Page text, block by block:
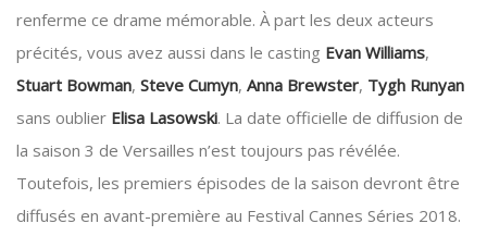
renferme ce drame mémorable. À part les deux acteurs
précités, vous avez aussi dans le casting Evan Williams,
Stuart Bowman, Steve Cumyn, Anna Brewster, Tygh Runyan
sans oublier Elisa Lasowski. La date officielle de diffusion de
la saison 3 de Versailles n’est toujours pas révélée.
Toutefois, les premiers épisodes de la saison devront être
diffusés en avant-première au Festival Cannes Séries 2018.